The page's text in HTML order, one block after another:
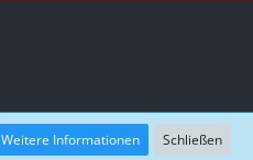
Weitere Informationen Schließen